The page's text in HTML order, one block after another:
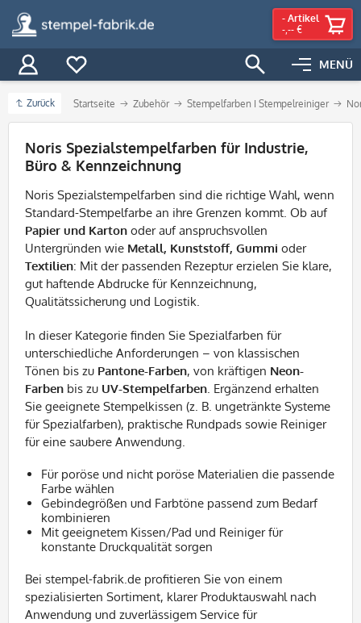
MENÜ
- Artikel
-,-- €
Zurück Startseite Zubehör Stempelfarben I Stempelreiniger
Filter
Noris Spezialstempelfarben für Industrie,
Büro & Kennzeichnung
Noris Spezialstempelfarben sind die richtige Wahl, wenn
Standard-Stempelfarbe an ihre Grenzen kommt. Ob auf
Papier und Karton oder auf anspruchsvollen
Untergründen wie Metall, Kunststoff, Gummi oder
Textilien: Mit der passenden Rezeptur erzielen Sie klare,
gut haftende Abdrucke für Kennzeichnung,
Qualitätssicherung und Logistik.
In dieser Kategorie finden Sie Spezialfarben für
unterschiedliche Anforderungen – von klassischen
Tönen bis zu Pantone-Farben, von kräftigen Neon-
Farben bis zu UV-Stempelfarben. Ergänzend erhalten
Sie geeignete Stempelkissen (z. B. ungetränkte Systeme
für Spezialfarben), praktische Rundpads sowie Reiniger
für eine saubere Anwendung.
Für poröse und nicht poröse Materialien die passende
Farbe wählen
Gebindegrößen und Farbtöne passend zum Bedarf
kombinieren
Mit geeignetem Kissen/Pad und Reiniger für
konstante Druckqualität sorgen
Bei stempel-fabrik.de profitieren Sie von einem
spezialisierten Sortiment, klarer Produktauswahl nach
Anwendung und zuverlässigem Service für